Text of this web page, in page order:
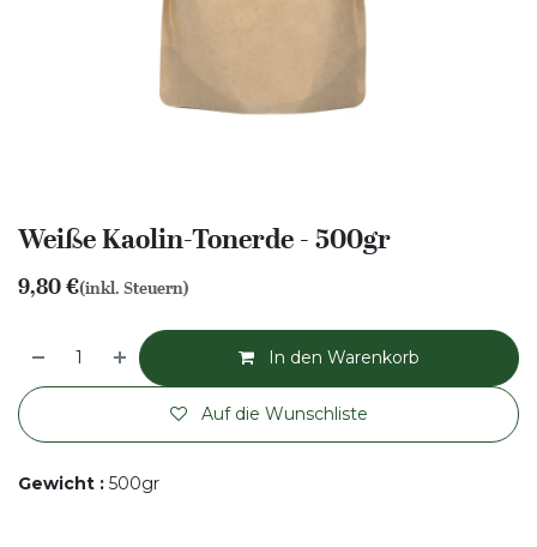
Weiße Kaolin-Tonerde - 500gr
9,80€(inkl. Steuern)
In den Warenkorb
Auf die Wunschliste
Gewicht : 500gr